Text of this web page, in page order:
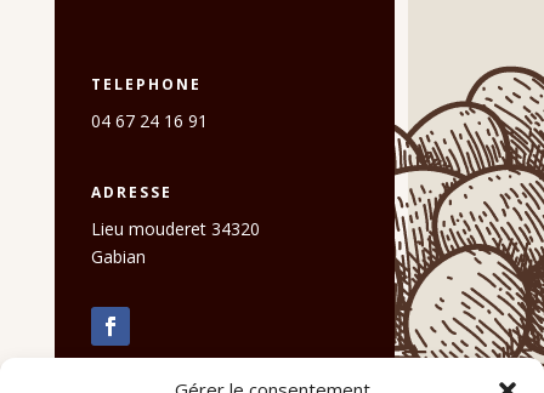
TELEPHONE
04 67 24 16 91
ADRESSE
Lieu mouderet 34320
Gabian